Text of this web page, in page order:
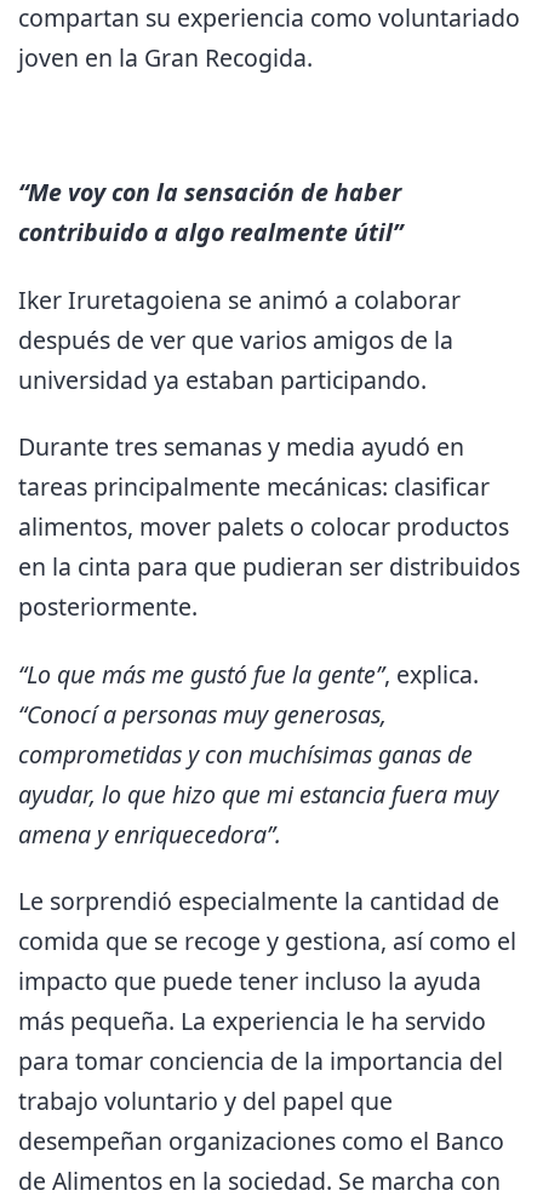
compartan su experiencia como voluntariado
joven en la Gran Recogida.
“Me voy con la sensación de haber
contribuido a algo realmente útil”
Iker Iruretagoiena se animó a colaborar
después de ver que varios amigos de la
universidad ya estaban participando.
Durante tres semanas y media ayudó en
tareas principalmente mecánicas: clasificar
alimentos, mover palets o colocar productos
en la cinta para que pudieran ser distribuidos
posteriormente.
“Lo que más me gustó fue la gente”, explica.
“Conocí a personas muy generosas,
comprometidas y con muchísimas ganas de
ayudar, lo que hizo que mi estancia fuera muy
amena y enriquecedora”.
Le sorprendió especialmente la cantidad de
comida que se recoge y gestiona, así como el
impacto que puede tener incluso la ayuda
más pequeña. La experiencia le ha servido
para tomar conciencia de la importancia del
trabajo voluntario y del papel que
desempeñan organizaciones como el Banco
de Alimentos en la sociedad. Se marcha con